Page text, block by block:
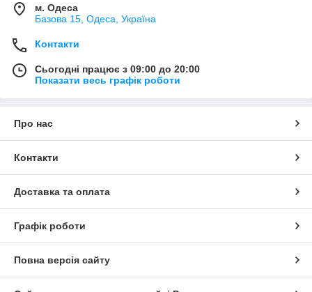
м. Одеса
Базова 15, Одеса, Україна
Контакти
Сьогодні працює з 09:00 до 20:00
Показати весь графік роботи
Про нас
Контакти
Доставка та оплата
Графік роботи
Повна версія сайту